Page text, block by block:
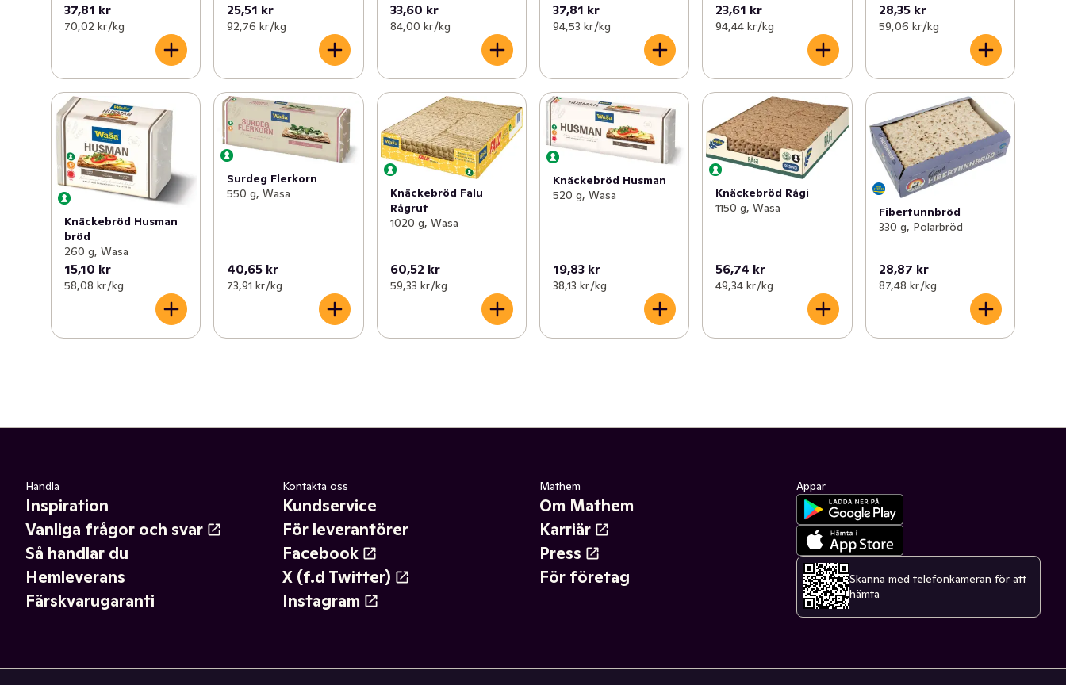
37,81 kr
70,02 kr /kg
25,51 kr
92,76 kr /kg
33,60 kr
84,00 kr /kg
37,81 kr
94,53 kr /kg
23,61 kr
94,44 kr /kg
28,35 kr
59,06 kr /kg
Knäckebröd Husman
bröd
260 g, Wasa
15,10 kr
58,08 kr /kg
Surdeg Flerkorn
550 g, Wasa
40,65 kr
73,91 kr /kg
Knäckebröd Falu
Rågrut
1020 g, Wasa
60,52 kr
59,33 kr /kg
Knäckebröd Husman
520 g, Wasa
19,83 kr
38,13 kr /kg
Knäckebröd Rågi
1150 g, Wasa
56,74 kr
49,34 kr /kg
Fibertunnbröd
330 g, Polarbröd
28,87 kr
87,48 kr /kg
Handla
Inspiration
Vanliga frågor och svar
Så handlar du
Hemleverans
Färskvarugaranti
Kontakta oss
Kundservice
För leverantörer
Facebook
X (f.d Twitter)
Instagram
Mathem
Om Mathem
Karriär
Press
För företag
Appar
Skanna med telefonkameran för att
hämta